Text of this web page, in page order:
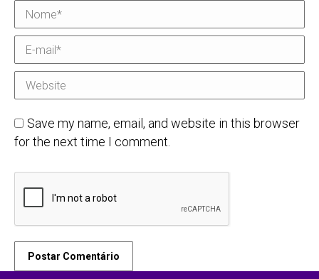
Nome *
E-mail *
Website
Save my name, email, and website in this browser
for the next time I comment.
Postar Comentário